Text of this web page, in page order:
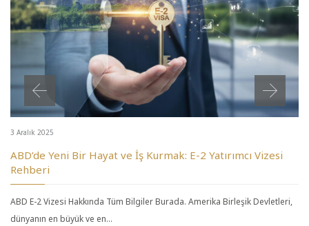
3 Aralık 2025
ABD’de Yeni Bir Hayat ve İş Kurmak: E-2 Yatırımcı Vizesi
Rehberi
ABD E-2 Vizesi Hakkında Tüm Bilgiler Burada. Amerika Birleşik Devletleri,
dünyanın en büyük ve en…